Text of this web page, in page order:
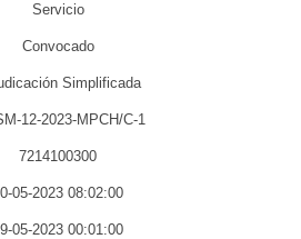
Servicio
Convocado
Simplificada
12-2023-MPCH/C-1
7214100300
05-2023 08:02:00
05-2023 00:01:00